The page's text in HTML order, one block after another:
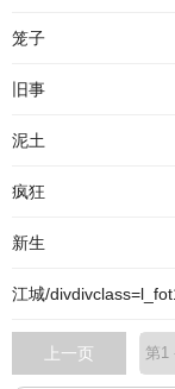
笼子
旧事
泥土
疯狂
新生
江城/
上一页